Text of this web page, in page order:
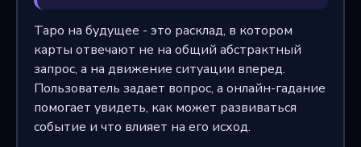
Таро на будущее - это расклад, в котором
карты отвечают не на общий абстрактный
запрос, а на движение ситуации вперед.
Пользователь задает вопрос, а онлайн-гадание
помогает увидеть, как может развиваться
событие и что влияет на его исход.